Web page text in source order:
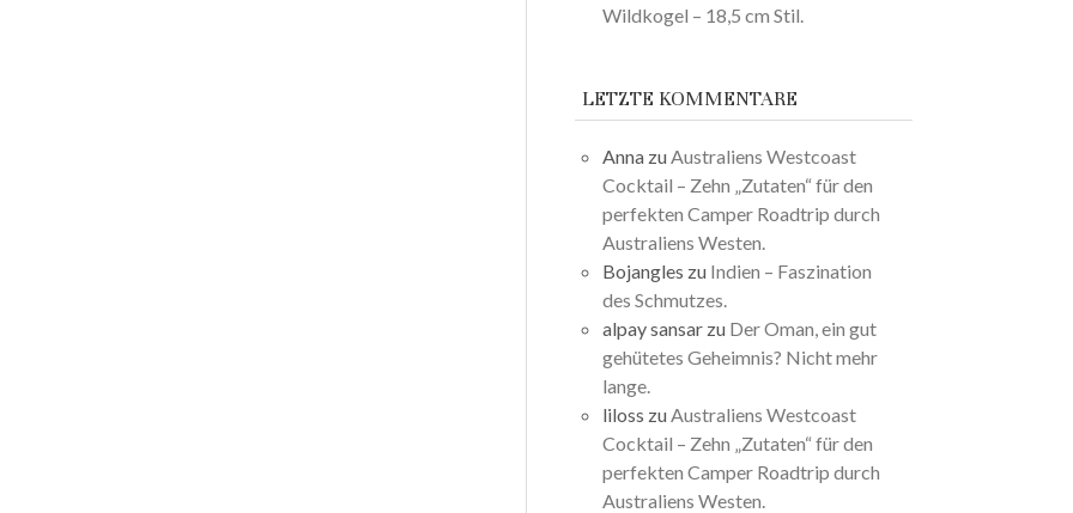
Wildkogel – 18,5 cm Stil.
LETZTE KOMMENTARE
Anna zu Australiens Westcoast
Cocktail – Zehn „Zutaten“ für den
perfekten Camper Roadtrip durch
Australiens Westen.
Bojangles zu Indien – Faszination
des Schmutzes.
alpay sansar zu Der Oman, ein gut
gehütetes Geheimnis? Nicht mehr
lange.
liloss zu Australiens Westcoast
Cocktail – Zehn „Zutaten“ für den
perfekten Camper Roadtrip durch
Australiens Westen.